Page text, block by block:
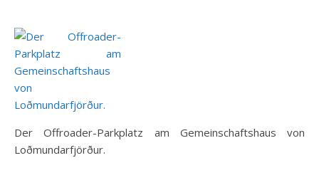
Der Offroader-Parkplatz am Gemeinschaftshaus von
Loðmundarfjörður.